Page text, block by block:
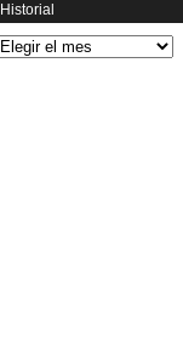
Historial
Historial